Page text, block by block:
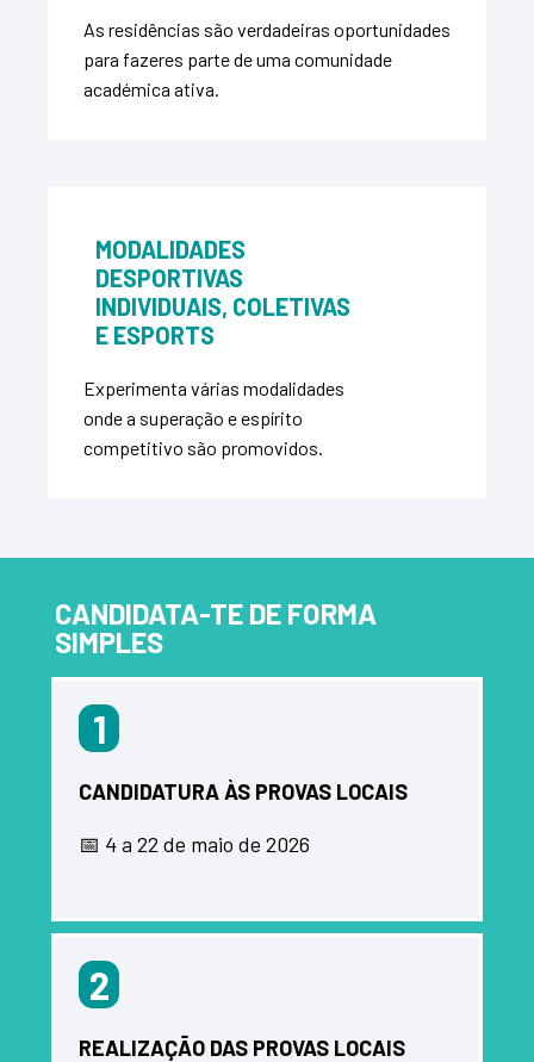
As residências são verdadeiras oportunidades
para fazeres parte de uma comunidade
académica ativa.
MODALIDADES
DESPORTIVAS
INDIVIDUAIS, COLETIVAS
E ESPORTS
Experimenta várias modalidades
onde a superação e espírito
competitivo são promovidos.
CANDIDATA-TE DE FORMA
SIMPLES
1
CANDIDATURA ÀS PROVAS LOCAIS
📅 4 a 22 de maio de 2026
2
REALIZAÇÃO DAS PROVAS LOCAIS